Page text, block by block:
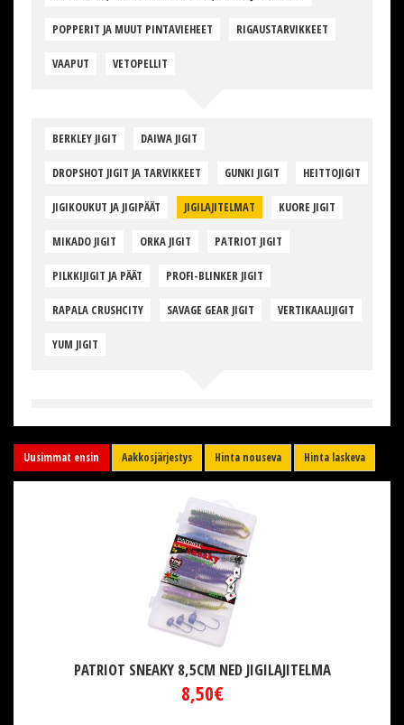
POPPERIT JA MUUT PINTAVIEHEET RIGAUSTARVIKKEET
VAAPUT VETOPELLIT
BERKLEY JIGIT DAIWA JIGIT
DROPSHOT JIGIT JA TARVIKKEET GUNKI JIGIT HEITTOJIGIT
JIGIKOUKUT JA JIGIPÄÄT JIGILAJITELMAT KUORE JIGIT
MIKADO JIGIT ORKA JIGIT PATRIOT JIGIT
PILKKIJIGIT JA PÄÄT PROFI-BLINKER JIGIT
RAPALA CRUSHCITY SAVAGE GEAR JIGIT VERTIKAALIJIGIT
YUM JIGIT
Uusimmat ensin Aakkosjärjestys Hinta nouseva Hinta laskeva
PATRIOT SNEAKY 8,5CM NED JIGILAJITELMA
8,50€